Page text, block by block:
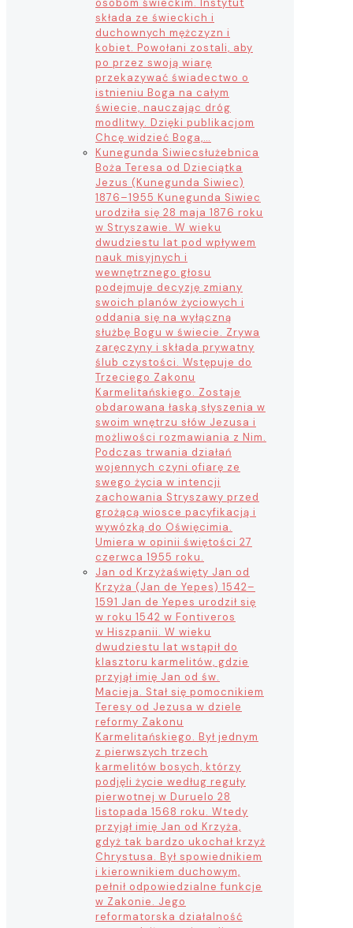
składa ze świeckich i
duchownych mężczyzn i
kobiet. Powołani zostali, aby
po przez swoją wiarę
przekazywać świadectwo o
istnieniu Boga na całym
świecie, nauczając dróg
modlitwy. Dzięki publikacjom
Chcę widzieć Boga,…
Kunegunda Siwiecsłużebnica
Boża Teresa od Dzieciątka
Jezus (Kunegunda Siwiec)
1876–1955 Kunegunda Siwiec
urodziła się 28 maja 1876 roku
w Stryszawie. W wieku
dwudziestu lat pod wpływem
nauk misyjnych i
wewnętrznego głosu
podejmuje decyzję zmiany
swoich planów życiowych i
oddania się na wyłączną
służbę Bogu w świecie. Zrywa
zaręczyny i składa prywatny
ślub czystości. Wstępuje do
Trzeciego Zakonu
Karmelitańskiego. Zostaje
obdarowana łaską słyszenia w
swoim wnętrzu słów Jezusa i
możliwości rozmawiania z Nim.
Podczas trwania działań
wojennych czyni ofiarę ze
swego życia w intencji
zachowania Stryszawy przed
grożącą wiosce pacyfikacją i
wywózką do Oświęcimia.
Umiera w opinii świętości 27
czerwca 1955 roku.
Jan od Krzyżaświęty Jan od
Krzyża (Jan de Yepes) 1542–
1591 Jan de Yepes urodził się
w roku 1542 w Fontiveros
w Hiszpanii. W wieku
dwudziestu lat wstąpił do
klasztoru karmelitów, gdzie
przyjął imię Jan od św.
Macieja. Stał się pomocnikiem
Teresy od Jezusa w dziele
reformy Zakonu
Karmelitańskiego. Był jednym
z pierwszych trzech
karmelitów bosych, którzy
podjęli życie według reguły
pierwotnej w Duruelo 28
listopada 1568 roku. Wtedy
przyjął imię Jan od Krzyża,
gdyż tak bardzo ukochał krzyż
Chrystusa. Był spowiednikiem
i kierownikiem duchowym,
pełnił odpowiedzialne funkcje
w Zakonie. Jego
reformatorska działalność